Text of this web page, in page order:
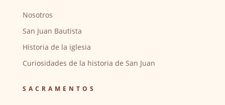
Nosotros
San Juan Bautista
Historia de la iglesia
Curiosidades de la historia de San Juan
SACRAMENTOS